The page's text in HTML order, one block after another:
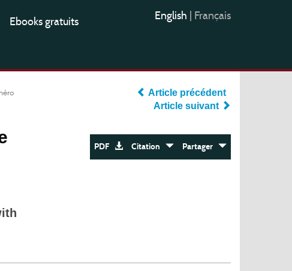
Ebooks gratuits English Français
Article précédent
Article suivant
PDF Citation Partager